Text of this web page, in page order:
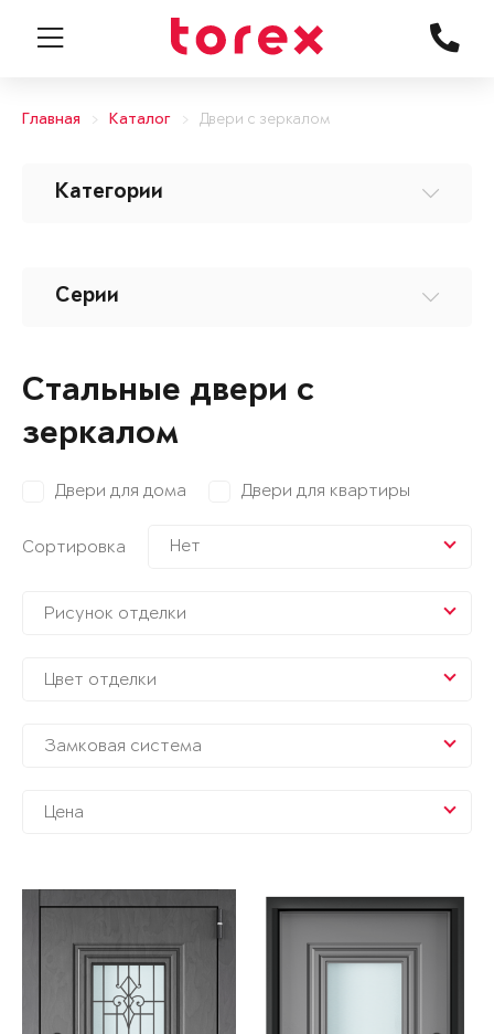
Главная Каталог Двери с зеркалом
Категории
Серии
Стальные двери с
зеркалом
Двери для дома Двери для квартиры
Сортировка Нет
Рисунок отделки
Цвет отделки
Замковая система
Цена